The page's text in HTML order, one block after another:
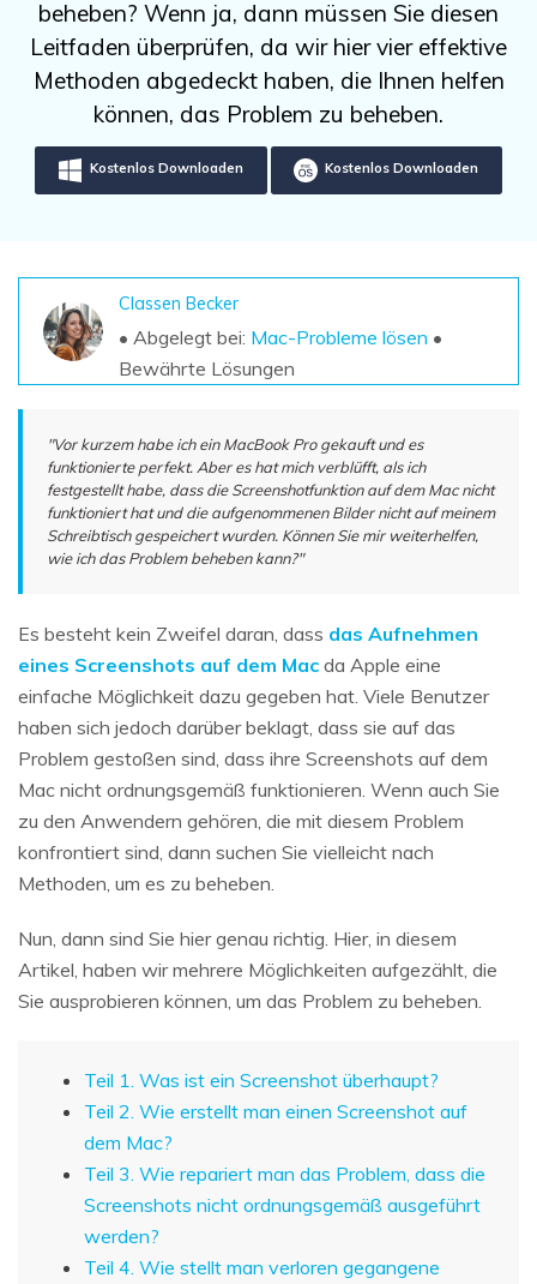
Unbegrenzte Daten vom Mac-System
wiederherstellen
Kostenlos Testen
Recoverit kostenlos
Kostenlos Testen
Repairit - Datenreparatur
UBackit - Datensicherung
Datenverlust-Szenarien
ALLE FUNKTIONEN ENTDECKEN
Aktuelles Thema
Sign In
search
beheben? Wenn ja, dann müssen Sie diesen
Leitfaden überprüfen, da wir hier vier effektive
Methoden abgedeckt haben, die Ihnen helfen
können, das Problem zu beheben.
Kostenlos Downloaden Kostenlos Downloaden
Classen Becker
• Abgelegt bei: Mac-Probleme lösen •
Bewährte Lösungen
"Vor kurzem habe ich ein MacBook Pro gekauft und es
funktionierte perfekt. Aber es hat mich verblüfft, als ich
festgestellt habe, dass die Screenshotfunktion auf dem Mac nicht
funktioniert hat und die aufgenommenen Bilder nicht auf meinem
Schreibtisch gespeichert wurden. Können Sie mir weiterhelfen,
wie ich das Problem beheben kann?"
Es besteht kein Zweifel daran, dass das Aufnehmen
eines Screenshots auf dem Mac da Apple eine
einfache Möglichkeit dazu gegeben hat. Viele Benutzer
haben sich jedoch darüber beklagt, dass sie auf das
Problem gestoßen sind, dass ihre Screenshots auf dem
Mac nicht ordnungsgemäß funktionieren. Wenn auch Sie
zu den Anwendern gehören, die mit diesem Problem
konfrontiert sind, dann suchen Sie vielleicht nach
Methoden, um es zu beheben.
Nun, dann sind Sie hier genau richtig. Hier, in diesem
Artikel, haben wir mehrere Möglichkeiten aufgezählt, die
Sie ausprobieren können, um das Problem zu beheben.
Teil 1. Was ist ein Screenshot überhaupt?
Teil 2. Wie erstellt man einen Screenshot auf
dem Mac?
Teil 3. Wie repariert man das Problem, dass die
Screenshots nicht ordnungsgemäß ausgeführt
werden?
Teil 4. Wie stellt man verloren gegangene